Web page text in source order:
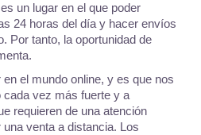
un lugar en el que poder
24 horas del día y hacer envíos
Por tanto, la oportunidad de
el mundo online, y es que nos
vez más fuerte y a
requieren de una atención
venta a distancia. Los